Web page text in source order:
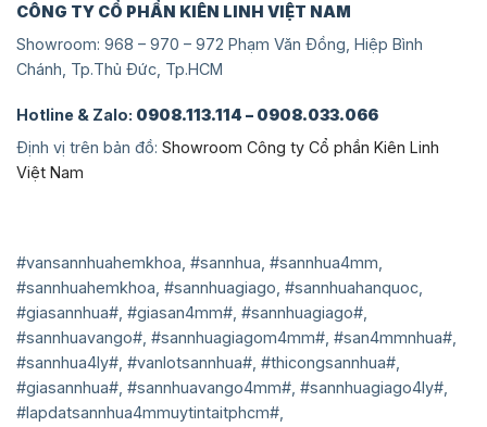
CÔNG TY CỔ PHẨN KIÊN LINH VIỆT NAM
Showroom: 968 – 970 – 972 Phạm Văn Đồng, Hiệp Bình
Chánh, Tp.Thủ Đức, Tp.HCM
Hotline & Zalo: 0908.113.114 – 0908.033.066
Định vị trên bản đồ: Showroom Công ty Cổ phần Kiên Linh
Việt Nam
#vansannhuahemkhoa, #sannhua, #sannhua4mm,
#sannhuahemkhoa, #sannhuagiago, #sannhuahanquoc,
#giasannhua#, #giasan4mm#, #sannhuagiago#,
#sannhuavango#, #sannhuagiagom4mm#, #san4mmnhua#,
#sannhua4ly#, #vanlotsannhua#, #thicongsannhua#,
#giasannhua#, #sannhuavango4mm#, #sannhuagiago4ly#,
#lapdatsannhua4mmuytintaitphcm#,